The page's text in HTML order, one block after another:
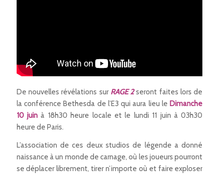
De nouvelles révélations surRAGE 2seront faites lors de
la conférence Bethesda de l’E3 qui aura lieu le Dimanche
10 juin à 18h30 heure locale et le lundi 11 juin à 03h30
heure de Paris.
L’association de ces deux studios de légende a donné
naissance à un monde de carnage, où les joueurs pourront
se déplacer librement, tirer n’importe où et faire exploser